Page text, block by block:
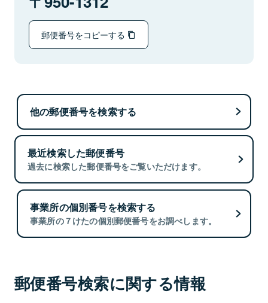
郵便番号をコピーする
他の郵便番号を検索する
最近検索した郵便番号
過去に検索した郵便番号をご覧いただけます。
事業所の個別番号を検索する
事業所の７けたの個別郵便番号をお調べします。
郵便番号検索に関する情報